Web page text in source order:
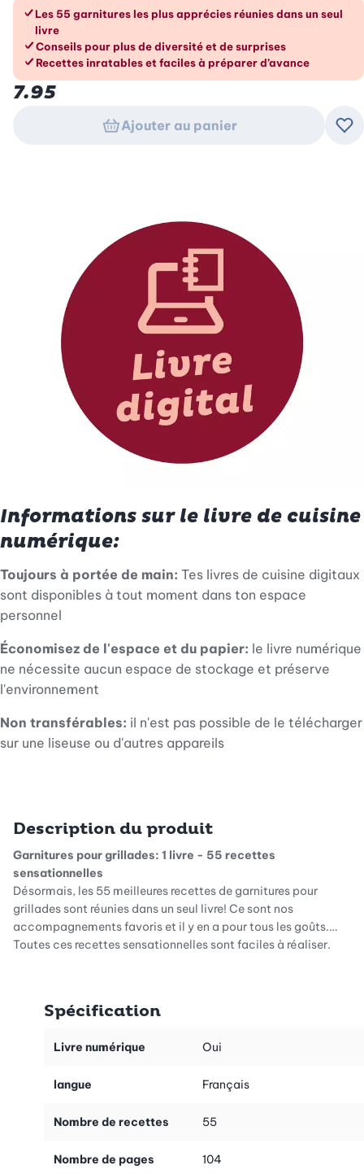
Les avantages en un coup d’œil
Les 55 garnitures les plus apprécies réunies dans un seul
livre
Conseils pour plus de diversité et de surprises
Recettes inratables et faciles à préparer d’avance
7.95
Ajouter au panier
Informations sur le livre de cuisine
numérique:
Toujours à portée de main: Tes livres de cuisine digitaux
sont disponibles à tout moment dans ton espace
personnel
Économisez de l'espace et du papier: le livre numérique
ne nécessite aucun espace de stockage et préserve
l'environnement
Non transférables: il n'est pas possible de le télécharger
sur une liseuse ou d'autres appareils
Description du produit
Garnitures pour grillades: 1 livre - 55 recettes
sensationnelles
Désormais, les 55 meilleures recettes de garnitures pour
grillades sont réunies dans un seul livre! Ce sont nos
accompagnements favoris et il y en a pour tous les goûts.
Toutes ces recettes sensationnelles sont faciles à réaliser.
des salades de légumes, des salades vertes, des
et des sauces. Autant de bonnes choses rapides et faciles à
Salades rassasiantes
Garnitures au gril
Spécification
Livre numérique Oui
langue Français
Nombre de recettes 55
Nombre de pages 104